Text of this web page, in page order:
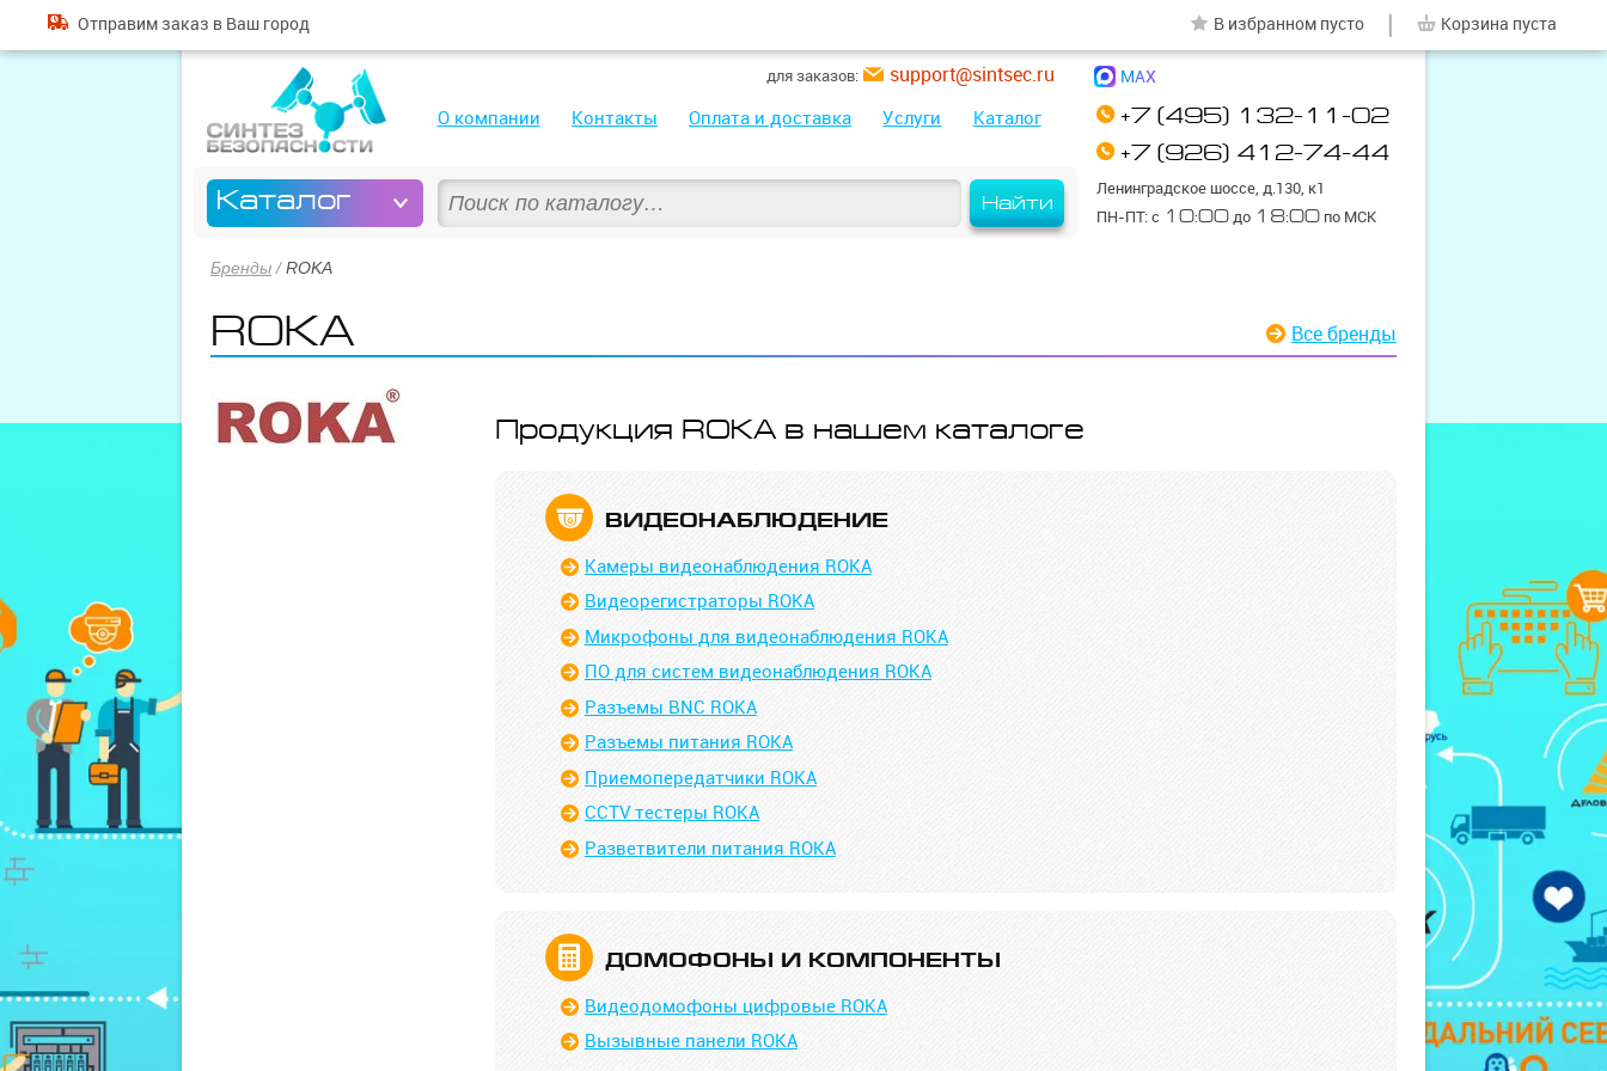
Найти
О компании Контакты Оплата и доставка Услуги Каталог
Каталог
+7 (495) 132-11-02
+7 (926) 412-74-44
Ленинградское шоссе, д.130, к1
ПН-ПТ: с 10:00 до 18:00 по МСК
для заказов: support@sintsec.ru MAX
Отправим заказ в Ваш город В избранном пусто Корзина пуста
Бренды /ROKA
ROKA Все бренды
Продукция ROKA в нашем каталоге
ВИДЕО­НАБЛЮДЕНИЕ
Камеры видеонаблюдения ROKA
Видеорегистраторы ROKA
Микрофоны для видеонаблюдения ROKA
ПО для систем видеонаблюдения ROKA
Разъемы BNC ROKA
Разъемы питания ROKA
Приемопередатчики ROKA
CCTV тестеры ROKA
Разветвители питания ROKA
ДОМОФОНЫ И КОМПОНЕНТЫ
Видеодомофоны цифровые ROKA
Вызывные панели ROKA